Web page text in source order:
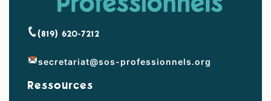
(819) 620-7212
secretariat@sos-professionnels.org
Ressources